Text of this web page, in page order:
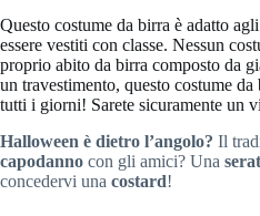
Questo costume da birra è adatto
essere vestiti con classe. Nessun
proprio abito da birra composto da
un travestimento, questo costume
tutti i giorni! Sarete sicuramente un
Halloween è dietro l’angolo? Il
capodanno con gli amici? Una
concedervi una costard!